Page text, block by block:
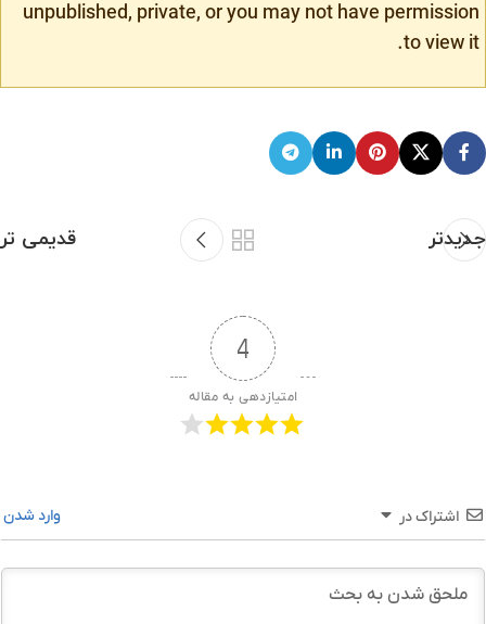
unpublished, private, or you may not have permission
to view it.
جدیدتر قدیمی تر
4
امتیازدهی به مقاله
اشتراک در وارد شدن